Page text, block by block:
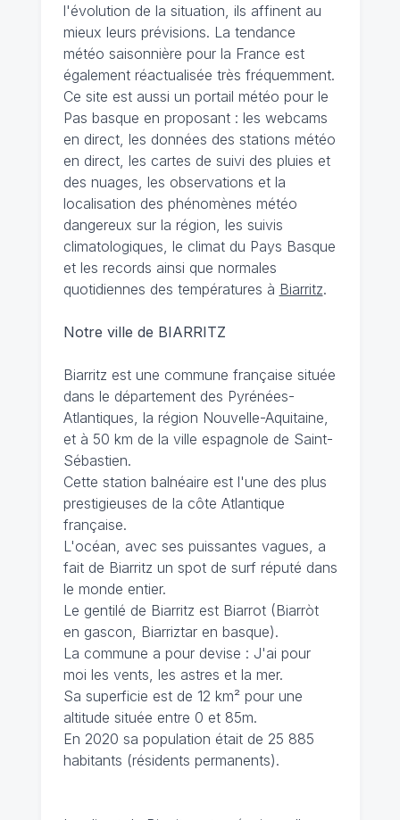
l'évolution de la situation, ils affinent au
mieux leurs prévisions. La tendance
météo saisonnière pour la France est
également réactualisée très fréquemment.
Ce site est aussi un portail météo pour le
Pas basque en proposant : les webcams
en direct, les données des stations météo
en direct, les cartes de suivi des pluies et
des nuages, les observations et la
localisation des phénomènes météo
dangereux sur la région, les suivis
climatologiques, le climat du Pays Basque
et les records ainsi que normales
quotidiennes des températures à Biarritz.
Notre ville de BIARRITZ
Biarritz est une commune française située
dans le département des Pyrénées-
Atlantiques, la région Nouvelle-Aquitaine,
et à 50 km de la ville espagnole de Saint-
Sébastien.
Cette station balnéaire est l'une des plus
prestigieuses de la côte Atlantique
française.
L'océan, avec ses puissantes vagues, a
fait de Biarritz un spot de surf réputé dans
le monde entier.
Le gentilé de Biarritz est Biarrot (Biarròt
en gascon, Biarriztar en basque).
La commune a pour devise : J'ai pour
moi les vents, les astres et la mer.
Sa superficie est de 12 km² pour une
altitude située entre 0 et 85m.
En 2020 sa population était de 25 885
habitants (résidents permanents).